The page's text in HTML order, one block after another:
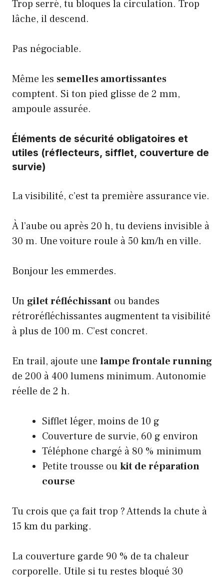
Trop serré, tu bloques la circulation. Trop
lâche, il descend.
Pas négociable.
Même les semelles amortissantes
comptent. Si ton pied glisse de 2 mm,
ampoule assurée.
Éléments de sécurité obligatoires et
utiles (réflecteurs, sifflet, couverture de
survie)
La visibilité, c’est ta première assurance vie.
À l’aube ou après 20 h, tu deviens invisible à
30 m. Une voiture roule à 50 km/h en ville.
Bonjour les emmerdes.
Un gilet réfléchissant ou bandes
rétroréfléchissantes augmentent ta visibilité
à plus de 100 m. C’est concret.
En trail, ajoute une lampe frontale running
de 200 à 400 lumens minimum. Autonomie
réelle de 2 h.
Sifflet léger, moins de 10 g
Couverture de survie, 60 g environ
Téléphone chargé à 80 % minimum
Petite trousse oukit de réparation
course
Tu crois que ça fait trop ? Attends la chute à
15 km du parking.
La couverture garde 90 % de ta chaleur
corporelle. Utile si tu restes bloqué 30